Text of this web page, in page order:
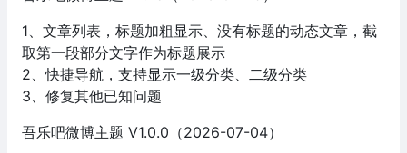
1、文章列表，标题加粗显示、没有标题的动态文章，截
取第一段部分文字作为标题展示
2、快捷导航，支持显示一级分类、二级分类
3、修复其他已知问题
吾乐吧微博主题 V1.0.0（2026-07-04）